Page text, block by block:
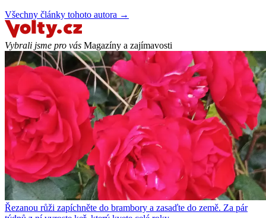
Všechny články tohoto autora →
Vybrali jsme pro vás Magazíny a zajímavosti
Řezanou růži zapíchněte do brambory a zasaďte do země. Za pár